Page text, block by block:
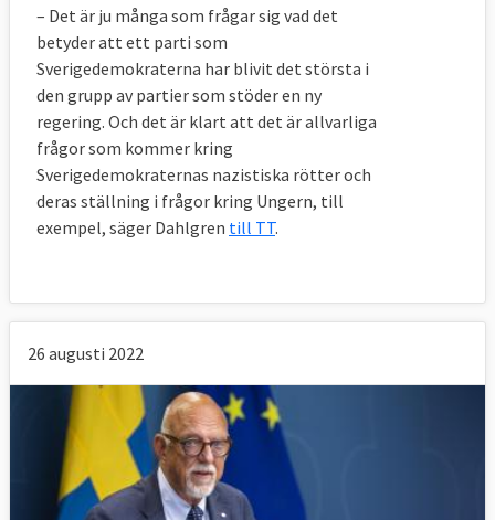
– Det är ju många som frågar sig vad det
betyder att ett parti som
Sverigedemokraterna har blivit det största i
den grupp av partier som stöder en ny
regering. Och det är klart att det är allvarliga
frågor som kommer kring
Sverigedemokraternas nazistiska rötter och
deras ställning i frågor kring Ungern, till
exempel, säger Dahlgren till TT.
26 augusti 2022